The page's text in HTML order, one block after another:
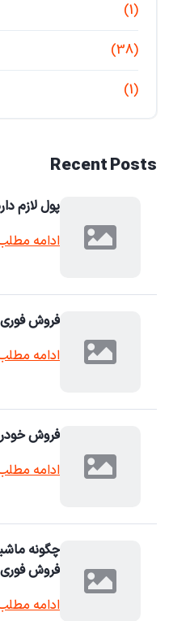
(1)
(38)
(1)
Recent Posts
پول لازم
ادامه
فروش فوری
ادامه
فروش
ادامه
فروش
ادامه